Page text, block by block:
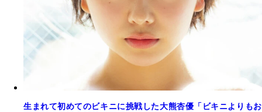
生まれて初めてのビキニに挑戦した大熊杏優「ビキニよりもお